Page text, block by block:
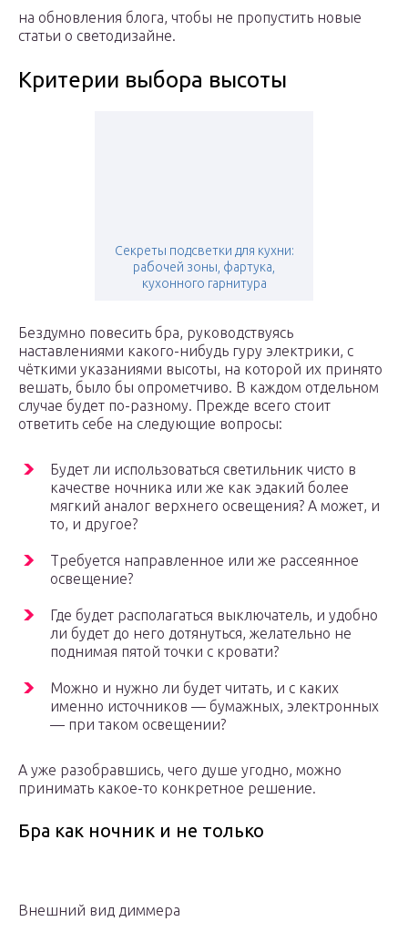
на обновления блога, чтобы не пропустить новые
статьи о светодизайне.
Критерии выбора высоты
Секреты подсветки для кухни:
рабочей зоны, фартука,
кухонного гарнитура
Бездумно повесить бра, руководствуясь
наставлениями какого-нибудь гуру электрики, с
чёткими указаниями высоты, на которой их принято
вешать, было бы опрометчиво. В каждом отдельном
случае будет по-разному. Прежде всего стоит
ответить себе на следующие вопросы:
Будет ли использоваться светильник чисто в
качестве ночника или же как эдакий более
мягкий аналог верхнего освещения? А может, и
то, и другое?
Требуется направленное или же рассеянное
освещение?
Где будет располагаться выключатель, и удобно
ли будет до него дотянуться, желательно не
поднимая пятой точки с кровати?
Можно и нужно ли будет читать, и с каких
именно источников — бумажных, электронных
— при таком освещении?
А уже разобравшись, чего душе угодно, можно
принимать какое-то конкретное решение.
Бра как ночник и не только
Внешний вид диммера